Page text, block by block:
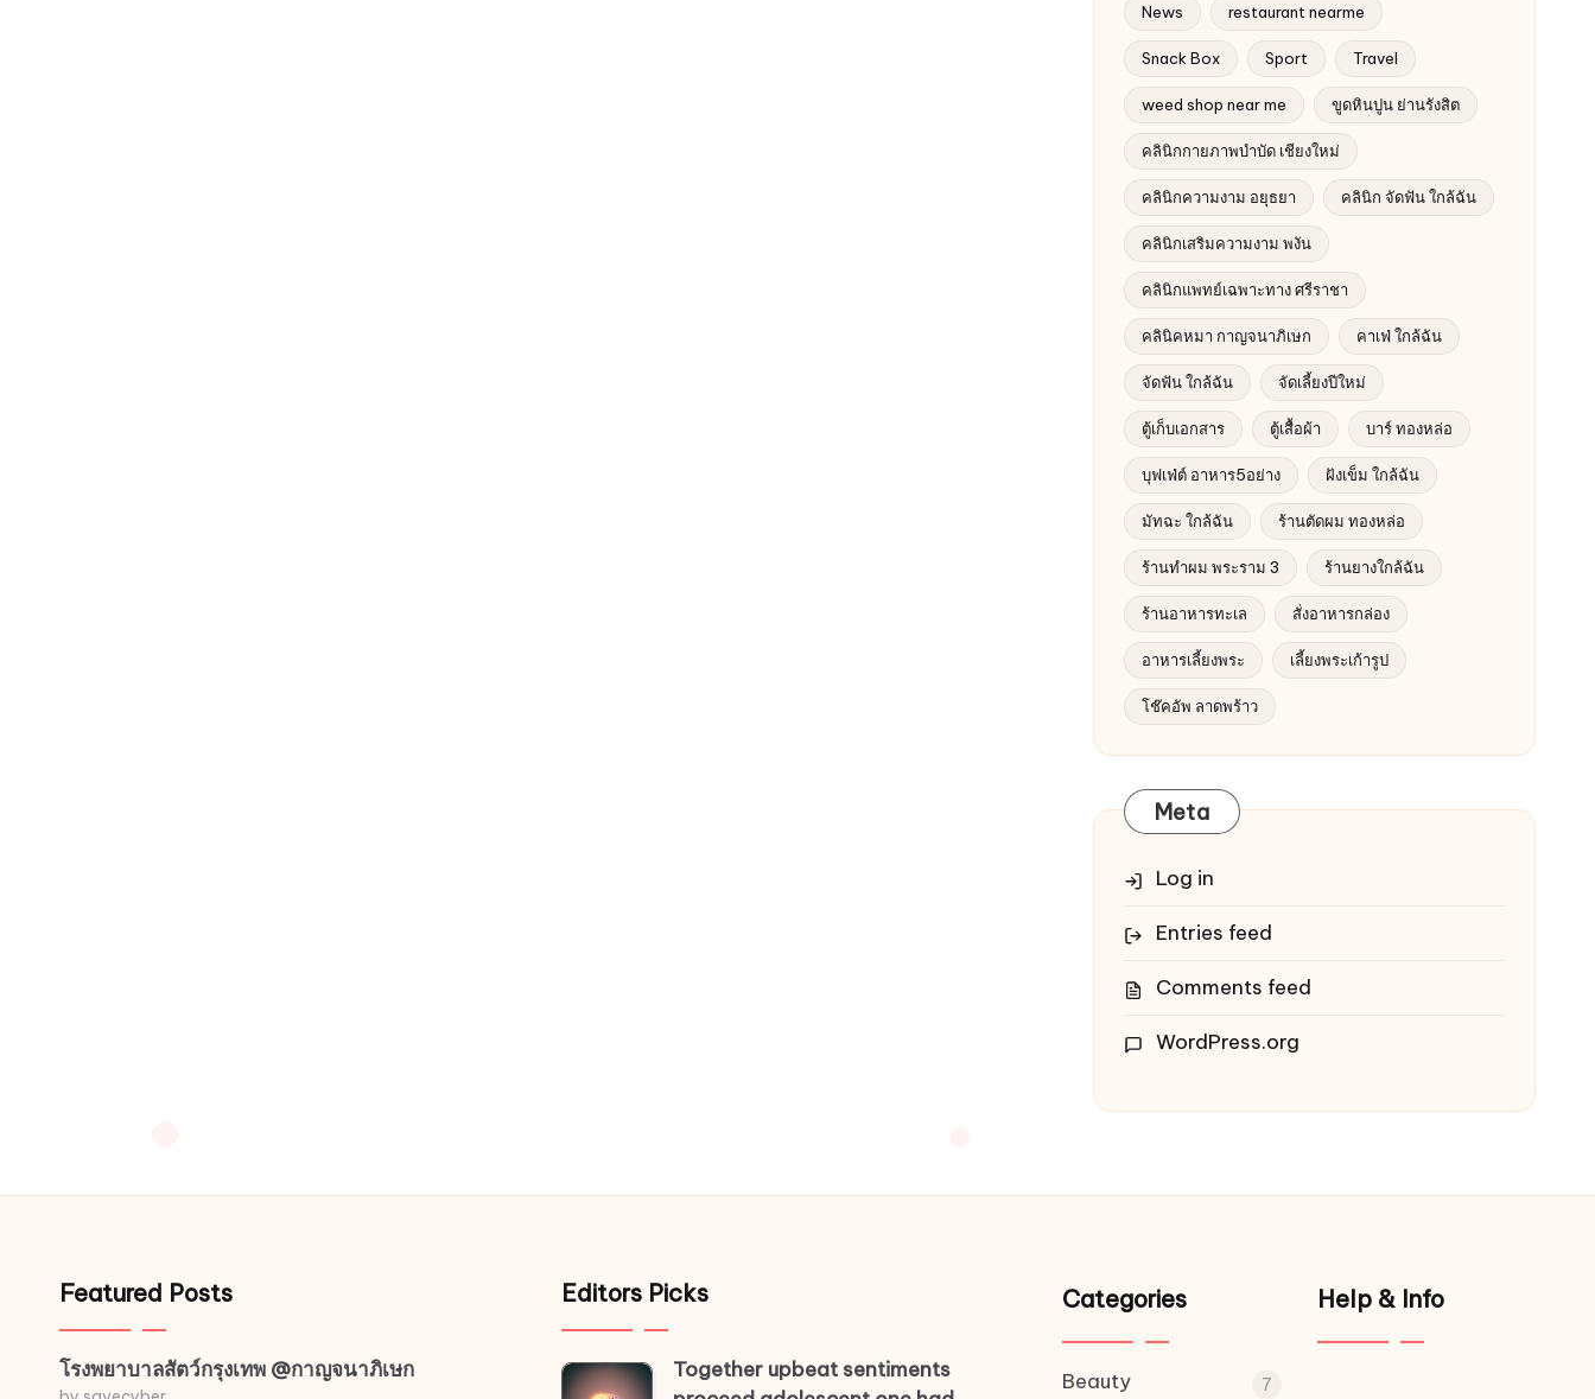
News restaurant nearme
Snack Box Sport Travel
weed shop near me ขูดหินปูน ย่านรังสิต
คลินิกกายภาพบำบัด เชียงใหม่
คลินิกความงาม อยุธยา คลินิก จัดฟัน ใกล้ฉัน
คลินิกเสริมความงาม พงัน
คลินิกแพทย์เฉพาะทาง ศรีราชา
คลินิคหมา กาญจนาภิเษก คาเฟ่ ใกล้ฉัน
จัดฟัน ใกล้ฉัน จัดเลี้ยงปีใหม่
ตู้เก็บเอกสาร ตู้เสื้อผ้า บาร์ ทองหล่อ
บุฟเฟ่ต์ อาหาร5อย่าง ฝังเข็ม ใกล้ฉัน
มัทฉะ ใกล้ฉัน ร้านตัดผม ทองหล่อ
ร้านทำผม พระราม 3 ร้านยางใกล้ฉัน
ร้านอาหารทะเล สั่งอาหารกล่อง
อาหารเลี้ยงพระ เลี้ยงพระเก้ารูป
โช๊คอัพ ลาดพร้าว
Meta
Log in
Entries feed
Comments feed
WordPress.org
Featured Posts
โรงพยาบาลสัตว์กรุงเทพ @กาญจนาภิเษก
Editors Picks
Together upbeat sentiments
Categories
Beauty 7
Help & Info